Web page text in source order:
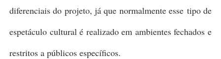
diferenciais do projeto, já que normalmente esse tipo de
espetáculo cultural é realizado em ambientes fechados e
restritos a públicos específicos.